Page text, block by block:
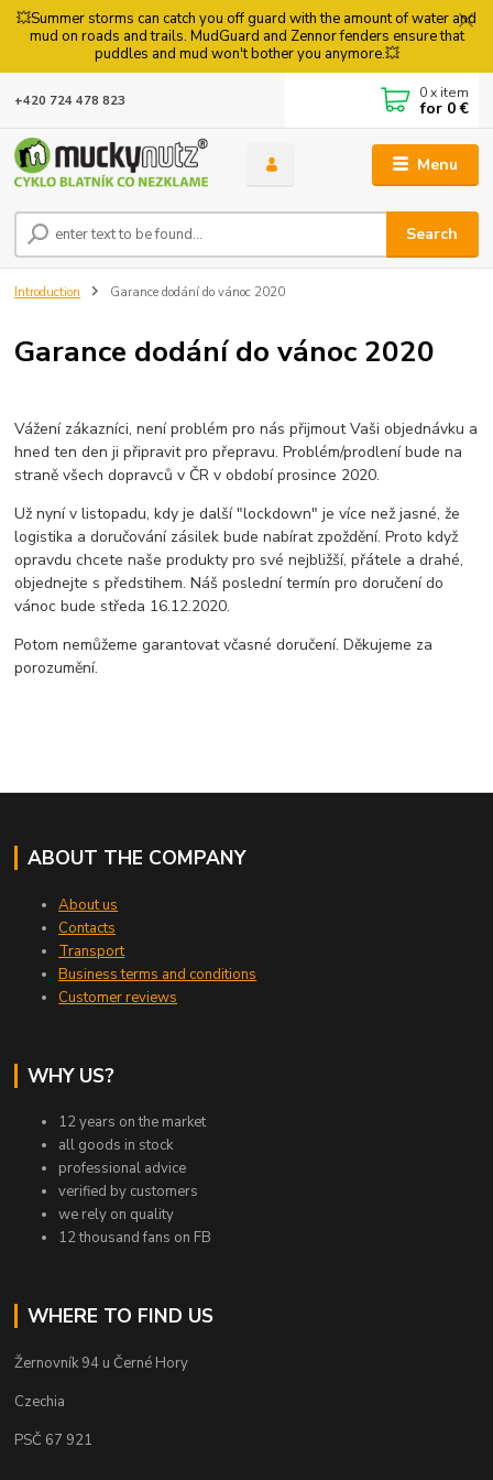
💥Summer storms can catch you off guard with the amount of water and
mud on roads and trails. MudGuard and Zennor fenders ensure that
puddles and mud won't bother you anymore.💥
Menu
Search
+420 724 478 823 0x item
for 0 €
Introduction Garance dodání do vánoc 2020
Garance dodání do vánoc 2020
Vážení zákazníci, není problém pro nás přijmout Vaši objednávku a
hned ten den ji připravit pro přepravu. Problém/prodlení bude na
straně všech dopravců v ČR v období prosince 2020.
Už nyní v listopadu, kdy je další "lockdown" je více než jasné, že
logistika a doručování zásilek bude nabírat zpoždění. Proto když
opravdu chcete naše produkty pro své nejbližší, přátele a drahé,
objednejte s předstihem. Náš poslední termín pro doručení do
vánoc bude středa 16.12.2020.
Potom nemůžeme garantovat včasné doručení. Děkujeme za
porozumění.
ABOUT THE COMPANY
About us
Contacts
Transport
Business terms and conditions
Customer reviews
WHY US?
12 years on the market
all goods in stock
professional advice
verified by customers
we rely on quality
12 thousand fans on FB
WHERE TO FIND US
Žernovník 94 u Černé Hory
Czechia
PSČ 67 921